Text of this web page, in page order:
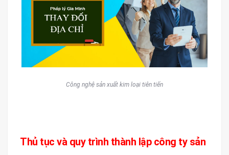
Công nghệ sản xuất kim loại tiên tiến
Thủ tục và quy trình thành lập công ty sản